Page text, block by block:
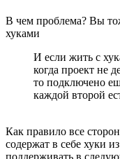
В чем проблема? Вы
хуками
И если жить с
когда проект не
то подключено
каждой второй
Как правило все
содержат в себе хуки
поддерживать в